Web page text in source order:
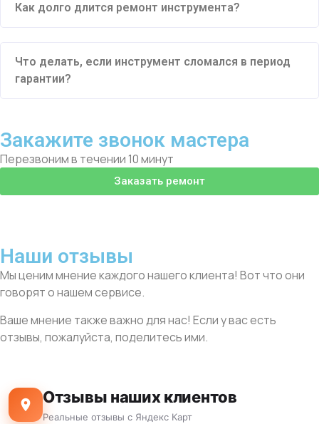
Как долго длится ремонт инструмента?
Что делать, если инструмент сломался в период
гарантии?
Закажите звонок мастера
Перезвоним в течении 10 минут
Заказать ремонт
Наши отзывы
Мы ценим мнение каждого нашего клиента! Вот что они
говорят о нашем сервисе.
Ваше мнение также важно для нас! Если у вас есть
отзывы, пожалуйста, поделитесь ими.
Отзывы наших клиентов
Реальные отзывы с Яндекс Карт